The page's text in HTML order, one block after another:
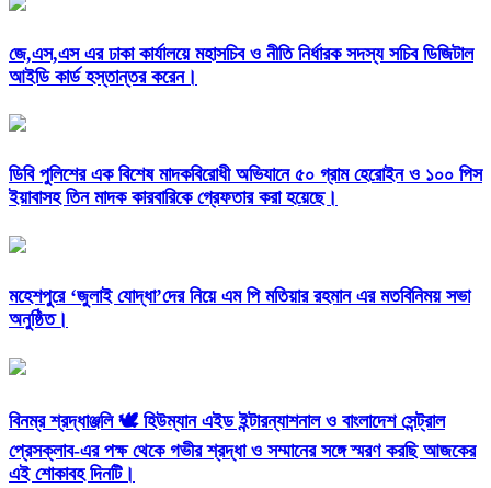
জে,এস,এস এর ঢাকা কার্যালয়ে মহাসচিব ও নীতি নির্ধারক সদস্য সচিব ডিজিটাল
আইডি কার্ড হস্তান্তর করেন।
ডিবি পুলিশের এক বিশেষ মাদকবিরোধী অভিযানে ৫০ গ্রাম হেরোইন ও ১০০ পিস
ইয়াবাসহ তিন মাদক কারবারিকে গ্রেফতার করা হয়েছে।
মহেশপুরে ‘জুলাই যোদ্ধা’দের নিয়ে এম পি মতিয়ার রহমান এর মতবিনিময় সভা
অনুষ্ঠিত।
বিনম্র শ্রদ্ধাঞ্জলি 🕊️ হিউম্যান এইড ইন্টারন্যাশনাল ও বাংলাদেশ সেন্ট্রাল
প্রেসক্লাব-এর পক্ষ থেকে গভীর শ্রদ্ধা ও সম্মানের সঙ্গে স্মরণ করছি আজকের
এই শোকাবহ দিনটি।